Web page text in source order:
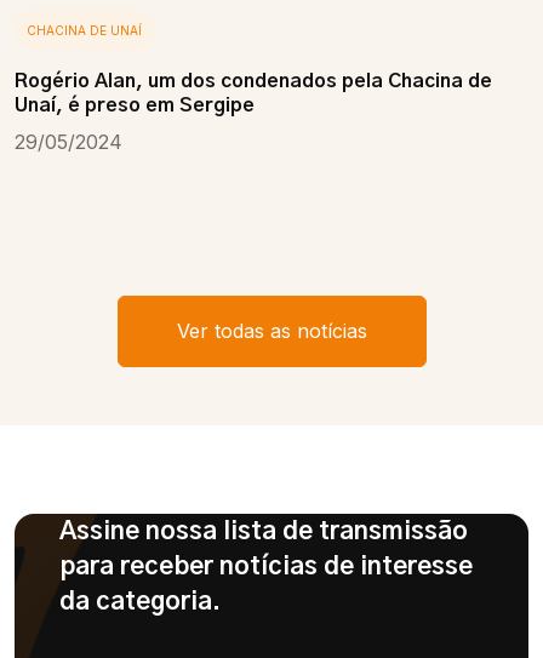
CHACINA DE UNAÍ
Rogério Alan, um dos condenados pela Chacina de
Unaí, é preso em Sergipe
29/05/2024
Ver todas as notícias
Assine nossa lista de transmissão
para receber notícias de interesse
da categoria.